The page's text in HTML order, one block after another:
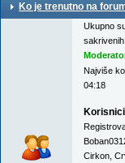
Ko je trenutno na
Ukupno
Najviše
04:18
Cirkon